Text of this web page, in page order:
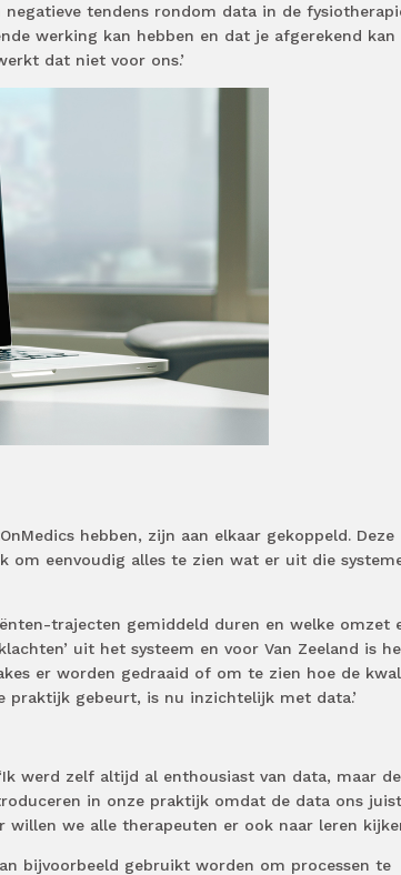
tendens rondom data in de
werking kan hebben en dat je afgerekend kan
dat niet voor ons.’
hebben, zijn aan elkaar gekoppeld. Deze
om eenvoudig alles te zien wat er uit die
trajecten gemiddeld duren en welke omzet
uit het systeem en voor Van Zeeland is
er worden gedraaid of om te zien hoe de
praktijk gebeurt, is nu inzichtelijk met data.’
werd zelf altijd al enthousiast van data, maar de
in onze praktijk omdat de data ons
we alle therapeuten er ook naar leren
bijvoorbeeld gebruikt worden om processen te